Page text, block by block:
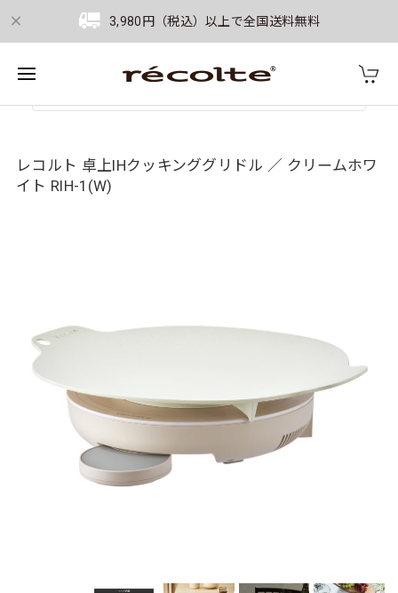
3,980円（税込）以上で全国送料無料
レコルト 卓上IHクッキンググリドル ／ クリームホワ
イト RIH-1(W)